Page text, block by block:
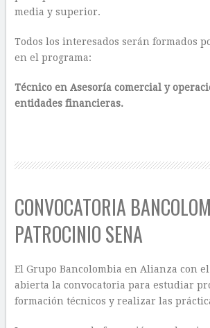
media y superior.
Todos los interesados serán formados
en el programa:
Técnico en Asesoría comercial y
entidades financieras.
CONVOCATORIA
PATROCINIO SENA
El Grupo Bancolombia en Alianza con el
abierta la convocatoria para estudiar
formación técnicos y realizar las